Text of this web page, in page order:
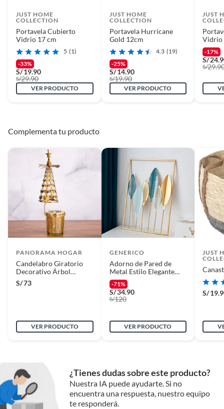
JUST HOME
COLLECTION
Portavela Cubierto
Vidrio 17 cm
5 (1)
-33%
S/19.90
S/29.90
VER PRODUCTO
JUST HOME
COLLECTION
Portavela Hurricane
Gold 12cm
4.3 (19)
-25%
S/ 14.90
S/19.90
VER PRODUCTO
JUST
Vidrio
-17%
S/
S/
Complementa tu producto
PANORAMA HOGAR
Candelabro Giratorio
Decorativo Árbol
Navideño 25CM
S/73
VER PRODUCTO
GENERICO
Adorno de Pared de
Metal Estilo Elegante
para tu Hogar N°3
-71%
S/34.90
S/120
VER PRODUCTO
JUST
S/
¿Tienes dudas sobre este producto?
Nuestra IA puede ayudarte. Si no
encuentra una respuesta, nuestro equipo
te responderá.